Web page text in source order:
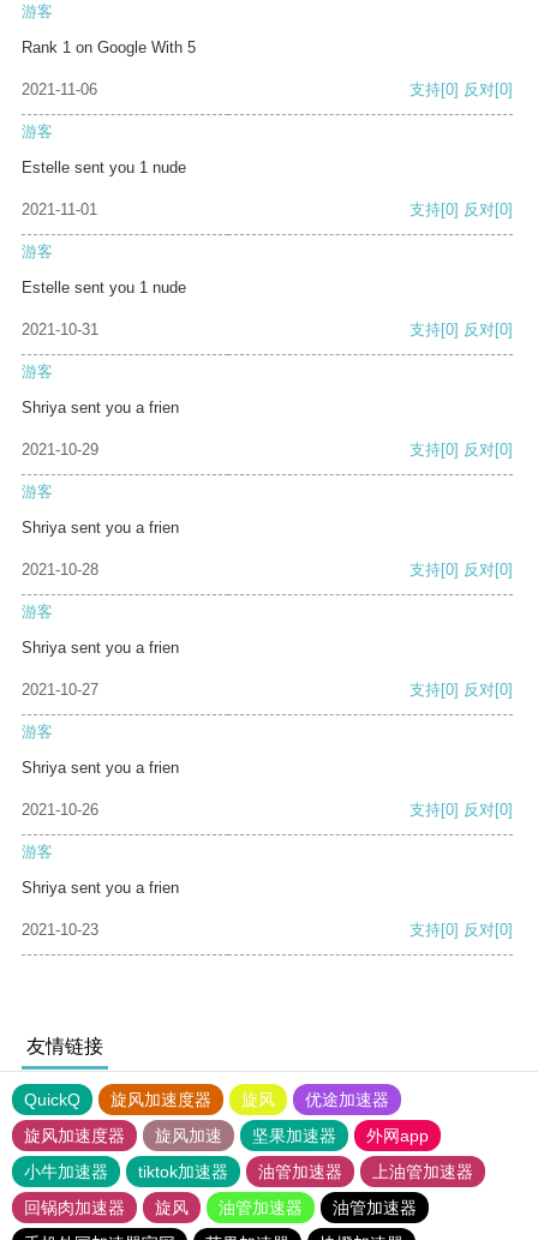
游客
Rank 1 on Google With 5
2021-11-06 支持[0] 反对[0]
游客
Estelle sent you 1 nude
2021-11-01 支持[0] 反对[0]
游客
Estelle sent you 1 nude
2021-10-31 支持[0] 反对[0]
游客
Shriya sent you a frien
2021-10-29 支持[0] 反对[0]
游客
Shriya sent you a frien
2021-10-28 支持[0] 反对[0]
游客
Shriya sent you a frien
2021-10-27 支持[0] 反对[0]
游客
Shriya sent you a frien
2021-10-26 支持[0] 反对[0]
游客
Shriya sent you a frien
2021-10-23 支持[0] 反对[0]
友情链接
QuickQ 旋风加速度器 旋风
优途加速器
旋风加速度器
旋风加速 坚果加速器
外网app
小牛加速器
tiktok加速器 油管加速器
上油管加速器
回锅肉加速器
旋风 油管加速器
油管加速器